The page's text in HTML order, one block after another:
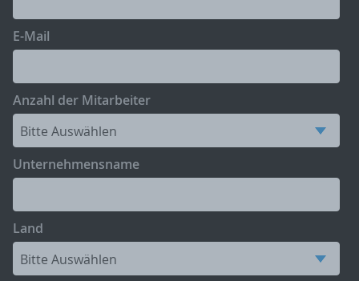
E-Mail
Anzahl der Mitarbeiter
Unternehmensname
Land